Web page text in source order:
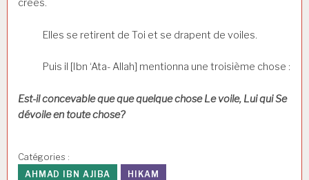
crées.
Elles se retirent de Toi et se drapent de voiles.
Puis il [Ibn ‘Ata- Allah] mentionna une troisième chose :
Est-il concevable que que quelque chose Le voile, Lui qui Se
dévoile en toute chose?
Catégories :
AHMAD IBN AJIBA
HIKAM